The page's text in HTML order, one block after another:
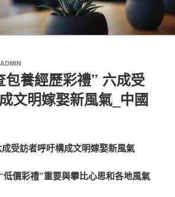
ADMIN
包養經歷彩禮” 六成受
文明嫁娶新風氣_中國
受訪者呼吁構成文明嫁娶新風氣
價彩禮”重要與攀比心思和各地風氣